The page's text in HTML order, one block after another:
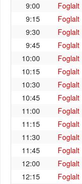
9:00
Foglalt
9:15
Foglalt
9:30
Foglalt
9:45
Foglalt
10:00
Foglalt
10:15
Foglalt
10:30
Foglalt
10:45
Foglalt
11:00
Foglalt
11:15
Foglalt
11:30
Foglalt
11:45
Foglalt
12:00
Foglalt
12:15
Foglalt